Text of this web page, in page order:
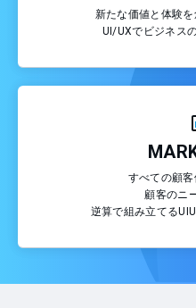
新たな価値と体験
UI/UXでビジネス
すべての顧
顧客のニ
逆算で組み立てる